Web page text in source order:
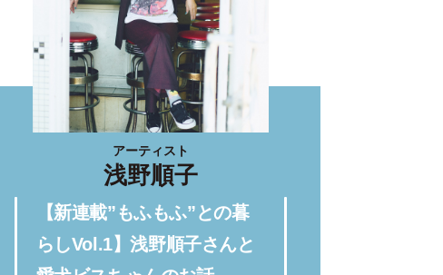
アーティスト
浅野順子
【新連載”もふもふ”との暮
らしVol.1】浅野順子さんと